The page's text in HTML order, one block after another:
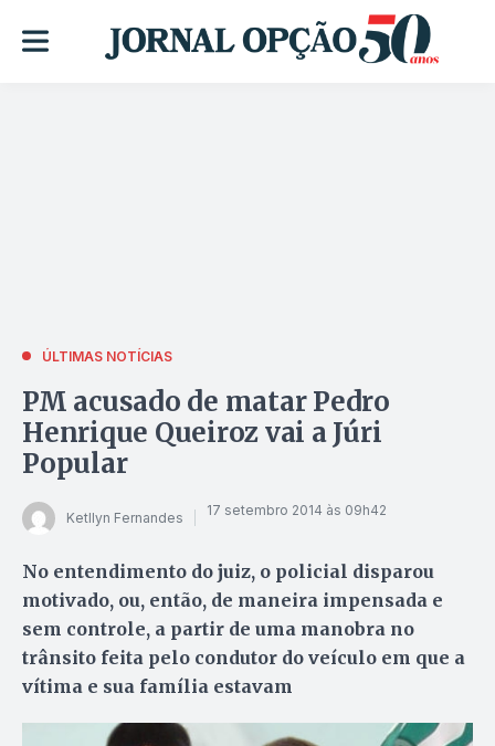
ÚLTIMAS NOTÍCIAS
PM acusado de matar Pedro
Henrique Queiroz vai a Júri
Popular
Ketllyn Fernandes 17 setembro 2014 às 09h42
No entendimento do juiz, o policial disparou
motivado, ou, então, de maneira impensada e
sem controle, a partir de uma manobra no
trânsito feita pelo condutor do veículo em que a
vítima e sua família estavam